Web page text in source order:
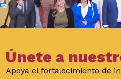
Únete a
Apoya el fortalecimiento de